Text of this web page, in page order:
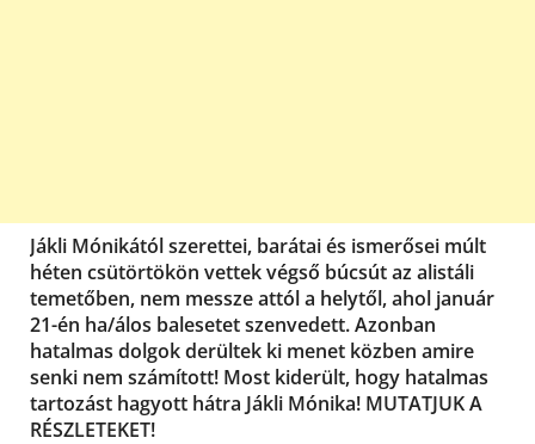
Jákli Mónikától szerettei, barátai és ismerősei múlt
héten csütörtökön vettek végső búcsút az alistáli
temetőben, nem messze attól a helytől, ahol január
21-én ha/álos balesetet szenvedett. Azonban
hatalmas dolgok derültek ki menet közben amire
senki nem számított! Most kiderült, hogy hatalmas
tartozást hagyott hátra Jákli Mónika! MUTATJUK A
RÉSZLETEKET!